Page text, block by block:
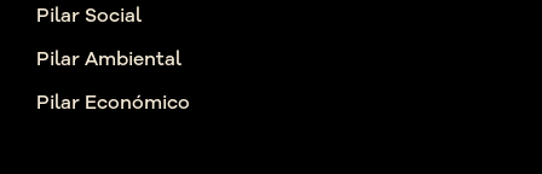
Pilar Social
Pilar Ambiental
Pilar Económico